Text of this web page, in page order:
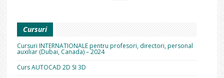
Cursuri
Cursuri INTERNATIONALE pentru profesori, directori, personal
auxiliar (Dubai, Canada) – 2024
Curs AUTOCAD 2D SI 3D